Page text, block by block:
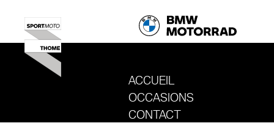
ACCUEIL
REVENIR AU SITE DE SPORT MOTO
OCCASIONS
CONTACT